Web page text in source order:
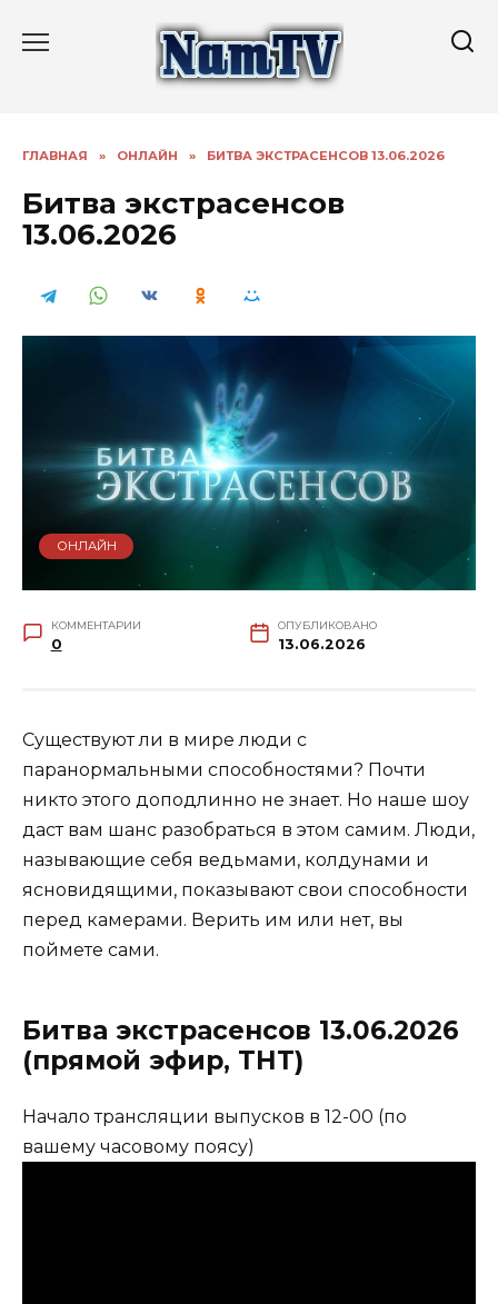
ГЛАВНАЯ » ОНЛАЙН » БИТВА ЭКСТРАСЕНСОВ 13.06.2026
Битва экстрасенсов
13.06.2026
ОНЛАЙН
КОММЕНТАРИИ
0
ОПУБЛИКОВАНО
13.06.2026
Существуют ли в мире люди с
паранормальными способностями? Почти
никто этого доподлинно не знает. Но наше шоу
даст вам шанс разобраться в этом самим. Люди,
называющие себя ведьмами, колдунами и
ясновидящими, показывают свои способности
перед камерами. Верить им или нет, вы
поймете сами.
Битва экстрасенсов 13.06.2026
(прямой эфир, ТНТ)
Начало трансляции выпусков в 12-00 (по
вашему часовому поясу)